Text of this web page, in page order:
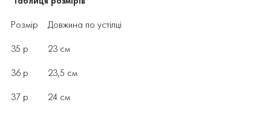
Розмір Довжина по устілці
35 р 23 см
36 р 23,5 см
37 р 24 см